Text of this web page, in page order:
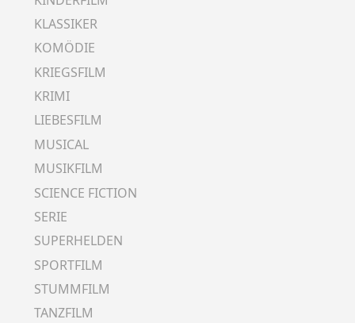
KLASSIKER
KOMÖDIE
KRIEGSFILM
KRIMI
LIEBESFILM
MUSICAL
MUSIKFILM
SCIENCE FICTION
SERIE
SUPERHELDEN
SPORTFILM
STUMMFILM
TANZFILM